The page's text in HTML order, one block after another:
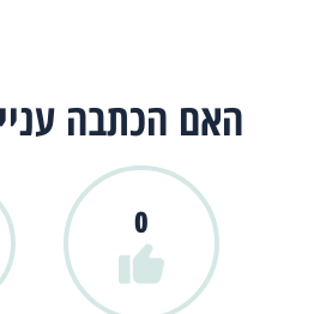
האם הכתבה
0